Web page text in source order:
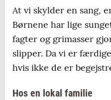
At vi skylder en sang,
Børnene har lige
fagter og grimasser
slipper. Da vi er
hvis ikke de er
Hos en lokal familie